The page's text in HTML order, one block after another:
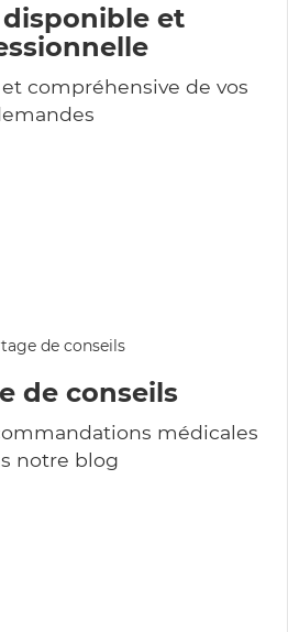
et
compréhensive de vos
de conseils
médicales
notre blog